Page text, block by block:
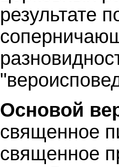
результате
Основой
священное
священное